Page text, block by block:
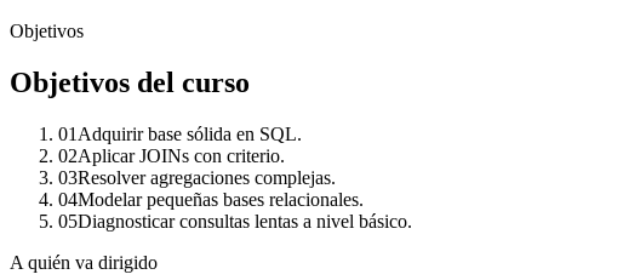
Objetivos
Objetivos del curso
01 Adquirir base sólida en SQL.
02Aplicar JOINs con criterio.
03Resolver agregaciones complejas.
04Modelar pequeñas bases relacionales.
05Diagnosticar consultas lentas a nivel básico.
A quién va dirigido